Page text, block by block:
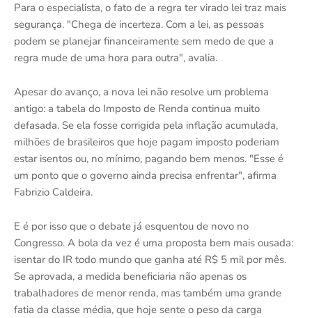
Para o especialista, o fato de a regra ter virado lei traz mais
segurança. "Chega de incerteza. Com a lei, as pessoas
podem se planejar financeiramente sem medo de que a
regra mude de uma hora para outra", avalia.
Apesar do avanço, a nova lei não resolve um problema
antigo: a tabela do Imposto de Renda continua muito
defasada. Se ela fosse corrigida pela inflação acumulada,
milhões de brasileiros que hoje pagam imposto poderiam
estar isentos ou, no mínimo, pagando bem menos. "Esse é
um ponto que o governo ainda precisa enfrentar", afirma
Fabrizio Caldeira.
E é por isso que o debate já esquentou de novo no
Congresso. A bola da vez é uma proposta bem mais ousada:
isentar do IR todo mundo que ganha até R$ 5 mil por mês.
Se aprovada, a medida beneficiaria não apenas os
trabalhadores de menor renda, mas também uma grande
fatia da classe média, que hoje sente o peso da carga